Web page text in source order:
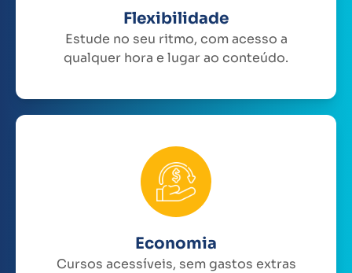
Flexibilidade
Estude no seu ritmo, com acesso a
qualquer hora e lugar ao conteúdo.
Economia
Cursos acessíveis, sem gastos extras